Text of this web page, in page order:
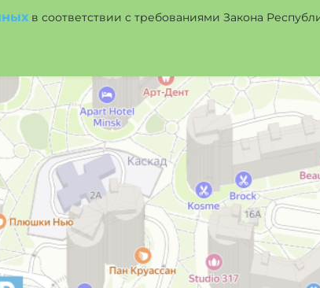
в соответствии с требованиями Закона